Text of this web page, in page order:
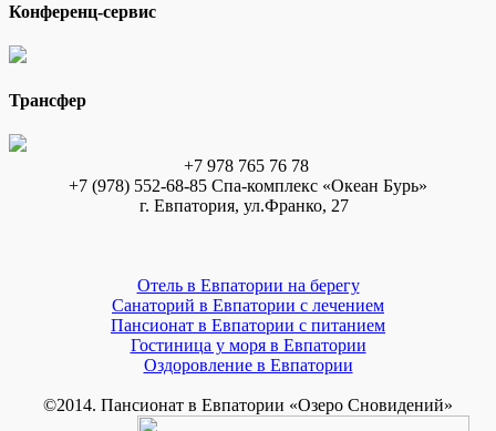
Конференц-сервис
Трансфер
+7 978 765 76 78
+7 (978) 552-68-85 Спа-комплекс «Океан Бурь»
г. Евпатория, ул.Франко, 27
Отель в Евпатории на берегу
Санаторий в Евпатории с лечением
Пансионат в Евпатории с питанием
Гостиница у моря в Евпатории
Оздоровление в Евпатории
©2014. Пансионат в Евпатории «Озеро Сновидений»